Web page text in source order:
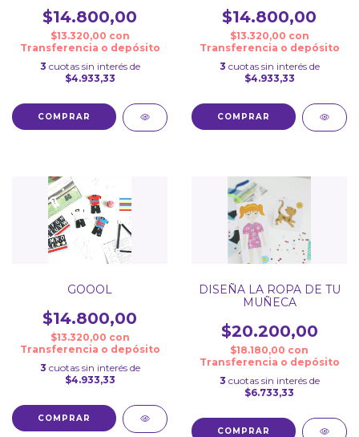
$14.800,00
$13.320,00 con
Transferencia o depósito
3 cuotas sin interés de
$4.933,33
$14.800,00
$13.320,00 con
Transferencia o depósito
3 cuotas sin interés de
$4.933,33
GOOOL
$14.800,00
$13.320,00 con
Transferencia o depósito
3 cuotas sin interés de
$4.933,33
DISEÑA LA ROPA DE TU
MUÑECA
$20.200,00
$18.180,00 con
Transferencia o depósito
3 cuotas sin interés de
$6.733,33